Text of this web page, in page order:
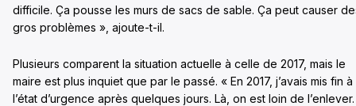
difficile. Ça pousse les murs de sacs de sable. Ça peut causer
gros problèmes », ajoute-t-il.
Plusieurs comparent la situation actuelle à celle de 2017, mais le
maire est plus inquiet que par le passé. « En 2017, j’avais mis fin à
l’état d’urgence après quelques jours. Là, on est loin de l’enlever.